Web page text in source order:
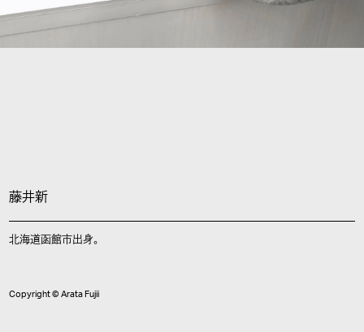
藤井新
北海道函館市出身。
Copyright © Arata Fujii